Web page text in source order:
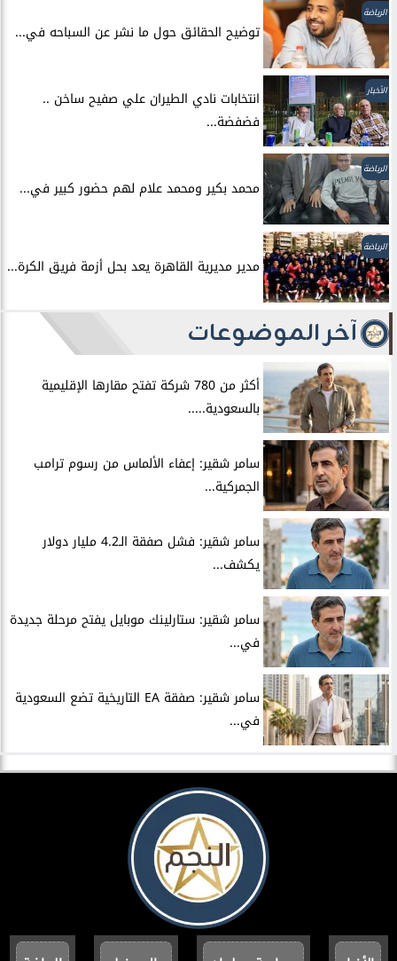
الرياضة
توضيح الحقائق حول ما نشر عن السباحه في...
الأخبار
انتخابات نادي الطيران علي صفيح ساخن ..
فضفضة...
الرياضة
محمد بكير ومحمد علام لهم حضور كبير في...
الرياضة
مدير مديرية القاهرة يعد بحل أزمة فريق الكرة...
آخر الموضوعات
أكثر من 780 شركة تفتح مقارها الإقليمية
بالسعودية.....
سامر شقير: إعفاء الألماس من رسوم ترامب
الجمركية...
سامر شقير: فشل صفقة الـ4.2 مليار دولار
يكشف...
سامر شقير: ستارلينك موبايل يفتح مرحلة جديدة
في...
سامر شقير: صفقة EA التاريخية تضع السعودية
في...